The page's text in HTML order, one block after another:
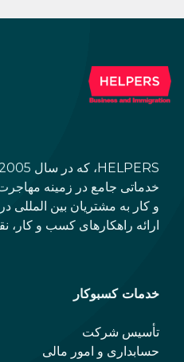
خدماتی جامع در زمینه
و کار به مشتریان بین
ارائه راهکارهای کسب و
خدمات کسبوکار
تأسیس شرکت
حسابداری و امور مالی